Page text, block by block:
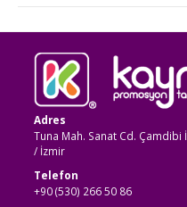
Adres
Tuna Mah. Sanat Cd. Çamdibi
/ İzmir
Telefon
+90 (530) 266 50 86